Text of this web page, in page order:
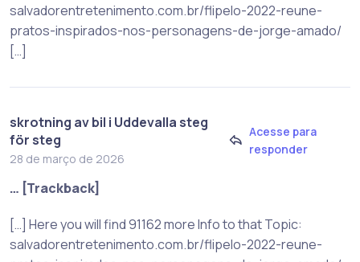
salvadorentretenimento.com.br/flipelo-2022-reune-
pratos-inspirados-nos-personagens-de-jorge-amado/
[…]
skrotning av bil i Uddevalla steg
för steg
28 de março de 2026
Acesse para
responder
… [Trackback]
[…] Here you will find 91162 more Info to that Topic:
salvadorentretenimento.com.br/flipelo-2022-reune-